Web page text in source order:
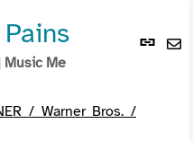
Lien
Music Me
/ Warner Bros. /